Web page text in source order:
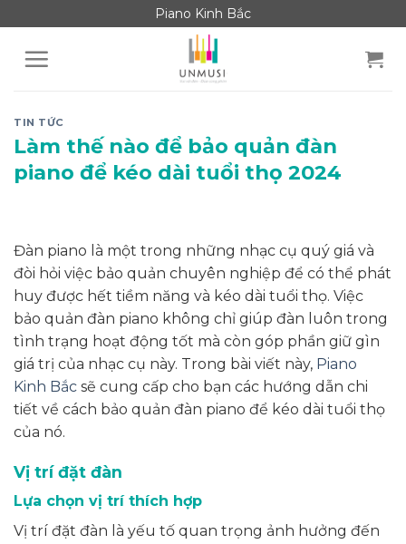
to
content
Piano Kinh Bắc
TIN TỨC
Làm thế nào để bảo quản đàn
piano để kéo dài tuổi thọ 2024
Đàn piano là một trong những nhạc cụ quý giá và
đòi hỏi việc bảo quản chuyên nghiệp để có thể phát
huy được hết tiềm năng và kéo dài tuổi thọ. Việc
bảo quản đàn piano không chỉ giúp đàn luôn trong
tình trạng hoạt động tốt mà còn góp phần giữ gìn
giá trị của nhạc cụ này. Trong bài viết này, Piano
Kinh Bắc sẽ cung cấp cho bạn các hướng dẫn chi
tiết về cách bảo quản đàn piano để kéo dài tuổi thọ
của nó.
Vị trí đặt đàn
Lựa chọn vị trí thích hợp
Vị trí đặt đàn là yếu tố quan trọng ảnh hưởng đến